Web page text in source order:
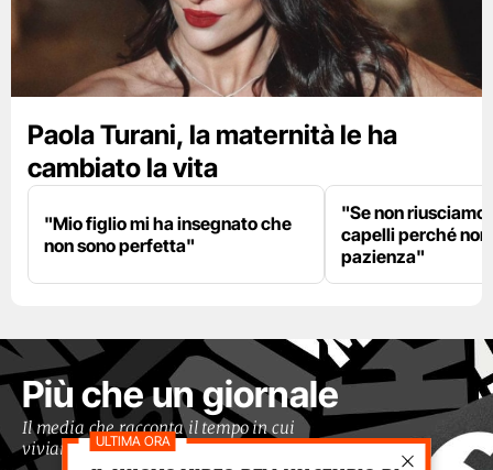
Paola Turani, la maternità le ha
cambiato la vita
"Mio figlio mi ha insegnato che
non sono perfetta"
"Se non riusciamo
capelli perché
pazienza"
Più che un giornale
Il media che racconta il tempo in cui
viviamo con occhi moderni